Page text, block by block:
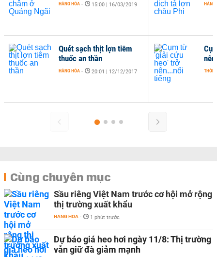
HÀNG HÓA - 15:00 | 16/03/2019 HÀNG
Quét sạch thịt lợn tiêm
thuốc an thần
HÀNG HÓA - 20:01 | 12/12/2017 THỜI
Cùng chuyên mục
Sầu riêng Việt Nam trước cơ hội mở rộng
thị trường xuất khẩu
HÀNG HÓA - 1 phút trước
Dự báo giá heo hơi ngày 11/8: Thị trường
vẫn giữ đà giảm mạnh